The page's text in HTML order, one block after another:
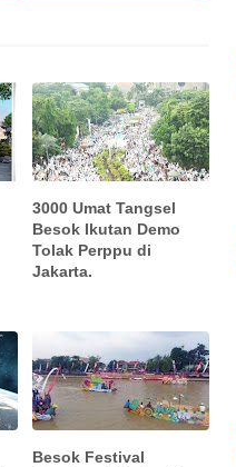
3000 Umat Tangsel
Besok Ikutan Demo
Tolak Perppu di
Jakarta.
Besok Festival